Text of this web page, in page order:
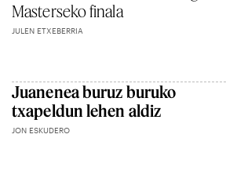
Masterseko finala
JULEN ETXEBERRIA
Juanenea buruz buruko
txapeldun lehen aldiz
JON ESKUDERO